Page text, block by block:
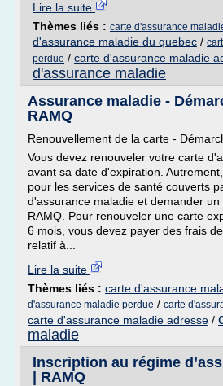
Lire la suite
Thèmes liés : carte d'assurance
d'assurance maladie du quebec /
perdue / carte d'assurance maladie
d'assurance maladie
Assurance maladie -
RAMQ
Renouvellement de la carte -
Vous devez renouveler votre carte
avant sa date d'expiration.
pour les services de santé couverts
d'assurance maladie et demander
RAMQ. Pour renouveler une carte
6 mois, vous devez payer des frais
relatif à...
Lire la suite
Thèmes liés : carte d'assurance
d'assurance maladie perdue / carte
carte d'assurance maladie adresse /
maladie
Inscription au régime
| RAMQ